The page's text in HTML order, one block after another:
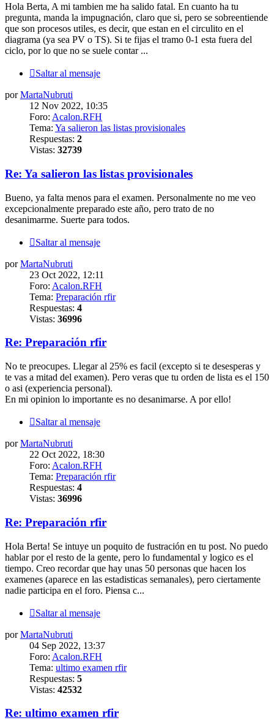
Hola Berta, A mi tambien me ha salido fatal. En cuanto ha tu
pregunta, manda la impugnación, claro que si, pero se sobreentiende
que son procesos utiles, es decir, que estan en el circulito en el
diagrama (ya sea PV o TS). Si te fijas el tramo 0-1 esta fuera del
ciclo, por lo que no se suele contar ...
Saltar al mensaje
porMartaNubruti
12 Nov 2022, 10:35
Foro: Acalon.RFH
Tema: Ya salieron las listas provisionales
Respuestas: 2
Vistas: 32739
Re: Ya salieron las listas provisionales
Bueno, ya falta menos para el examen. Personalmente no me veo
excepcionalmente preparado este año, pero trato de no
desanimarme. Suerte para todos.
Saltar al mensaje
porMartaNubruti
23 Oct 2022, 12:11
Foro: Acalon.RFH
Tema: Preparación rfir
Respuestas: 4
Vistas: 36996
Re: Preparación rfir
No te preocupes. Llegar al 25% es facil (excepto si te desesperas y
te vas a mitad del examen). Pero veras que tu orden de lista es el 150
o asi (experiencia personal).
En mi opinion lo importante es no desanimarse. A por ello!
Saltar al mensaje
porMartaNubruti
22 Oct 2022, 18:30
Foro: Acalon.RFH
Tema: Preparación rfir
Respuestas: 4
Vistas: 36996
Re: Preparación rfir
Hola Berta! Se intuye un poquito de fustración en tu post. No puedo
hablar por el resto de la gente, pero lo fundamental y logico es el
tiempo. Creo recordar que hay unas 50 personas que hacen los
examenes (aparece en las estadisticas semanales), pero ciertamente
nadie participa en el foro. Piensa c...
Saltar al mensaje
porMartaNubruti
04 Sep 2022, 13:37
Foro: Acalon.RFH
Tema: ultimo examen rfir
Respuestas: 5
Vistas: 42532
Re: ultimo examen rfir